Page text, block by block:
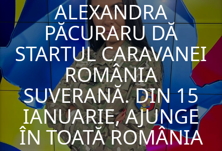
ALEXANDRA
PĂCURARU DĂ
STARTUL CARAVANEI
ROMÂNIA
SUVERANĂ. DIN 15
IANUARIE, AJUNGE
ÎN TOATĂ ROMÂNIA